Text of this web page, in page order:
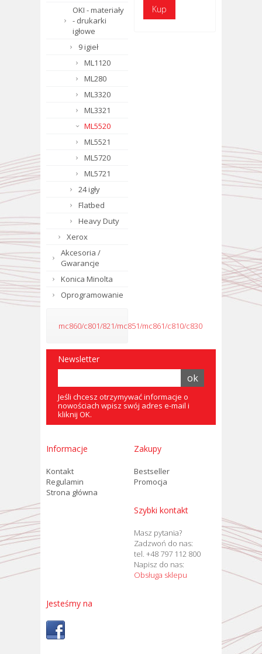
OKI - materiały
- drukarki
igłowe
9 igieł
ML1120
ML280
ML3320
ML3321
ML5520
ML5521
ML5720
ML5721
24 igły
Flatbed
Heavy Duty
Xerox
Akcesoria /
Gwarancje
Konica Minolta
Oprogramowanie
mc860/c801/821/mc851/mc861/c810/c830
Newsletter
Jeśli chcesz otrzymywać informacje o
nowościach wpisz swój adres e-mail i
kliknij OK.
Informacje
Kontakt
Regulamin
Strona główna
Zakupy
Bestseller
Promocja
Szybki kontakt
Masz pytania?
Zadzwoń do nas:
tel. +48 797 112 800
Napisz do nas:
Obsługa sklepu
Jesteśmy na